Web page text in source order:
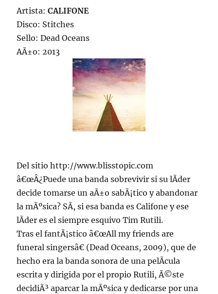
Artista:CALIFONE
Disco: Stitches
Sello: Dead Oceans
AÃ±o: 2013
Del sitio http://www.blisstopic.com
â€œÂ¿Puede una banda sobrevivir si su lÃ­der
decide tomarse un aÃ±o sabÃ¡tico y abandonar
la mÃºsica? SÃ­, si esa banda es Califone y ese
lÃ­der es el siempre esquivo Tim Rutili.
Tras el fantÃ¡stico â€œAll my friends are
funeral singersâ€ (Dead Oceans, 2009), que de
hecho era la banda sonora de una pelÃ­cula
escrita y dirigida por el propio Rutili, Ã©ste
decidiÃ³ aparcar la mÃºsica y dedicarse por una